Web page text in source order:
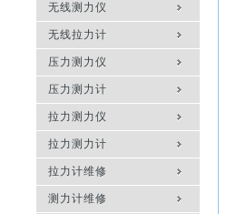
无线测力仪
无线拉力计
压力测力仪
压力测力计
拉力测力仪
拉力测力计
拉力计维修
测力计维修